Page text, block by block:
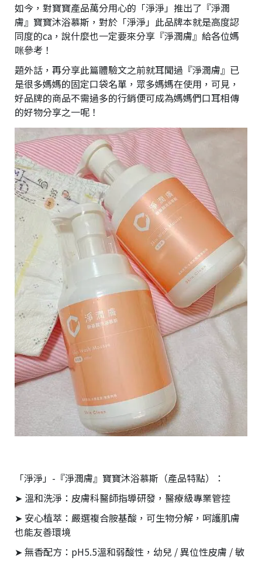
如今，對寶寶產品萬分用心的「淨淨」推出了『淨潤
膚』寶寶沐浴慕斯，對於「淨淨」此品牌本就是高度認
同度的ca，說什麼也一定要來分享『淨潤膚』給各位媽
咪參考！
題外話，再分享此篇體驗文之前就耳聞過『淨潤膚』已
是很多媽媽的固定口袋名單，眾多媽媽在使用，可見，
好品牌的商品不需過多的行銷便可成為媽媽們口耳相傳
的好物分享之一呢！
「淨淨」-『淨潤膚』寶寶沐浴慕斯（產品特點）：
➤ 溫和洗淨：皮膚科醫師指導研發，醫療級專業管控
➤ 安心植萃：嚴選複合胺基酸，可生物分解，呵護肌膚
也能友善環境
➤ 無香配方：pH5.5溫和弱酸性，幼兒 / 異位性皮膚 / 敏